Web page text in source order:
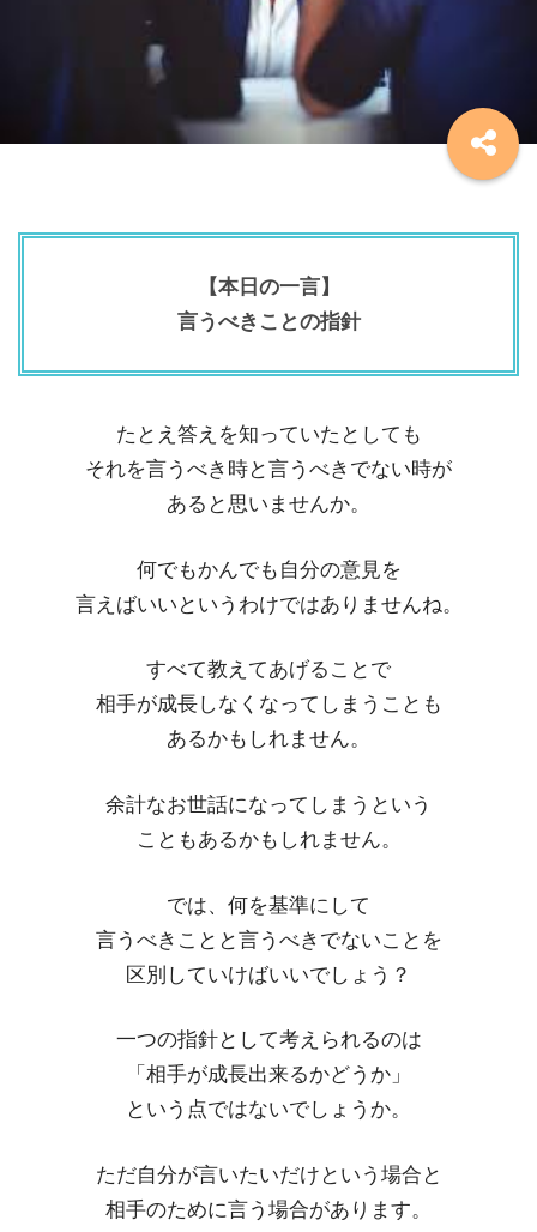
【本日の一言】
言うべきことの指針
たとえ答えを知っていたとしても
それを言うべき時と言うべきでない時が
あると思いませんか。
何でもかんでも自分の意見を
言えばいいというわけではありませんね。
すべて教えてあげることで
相手が成長しなくなってしまうことも
あるかもしれません。
余計なお世話になってしまうという
こともあるかもしれません。
では、何を基準にして
言うべきことと言うべきでないことを
区別していけばいいでしょう？
一つの指針として考えられるのは
「相手が成長出来るかどうか」
という点ではないでしょうか。
ただ自分が言いたいだけという場合と
相手のために言う場合があります。